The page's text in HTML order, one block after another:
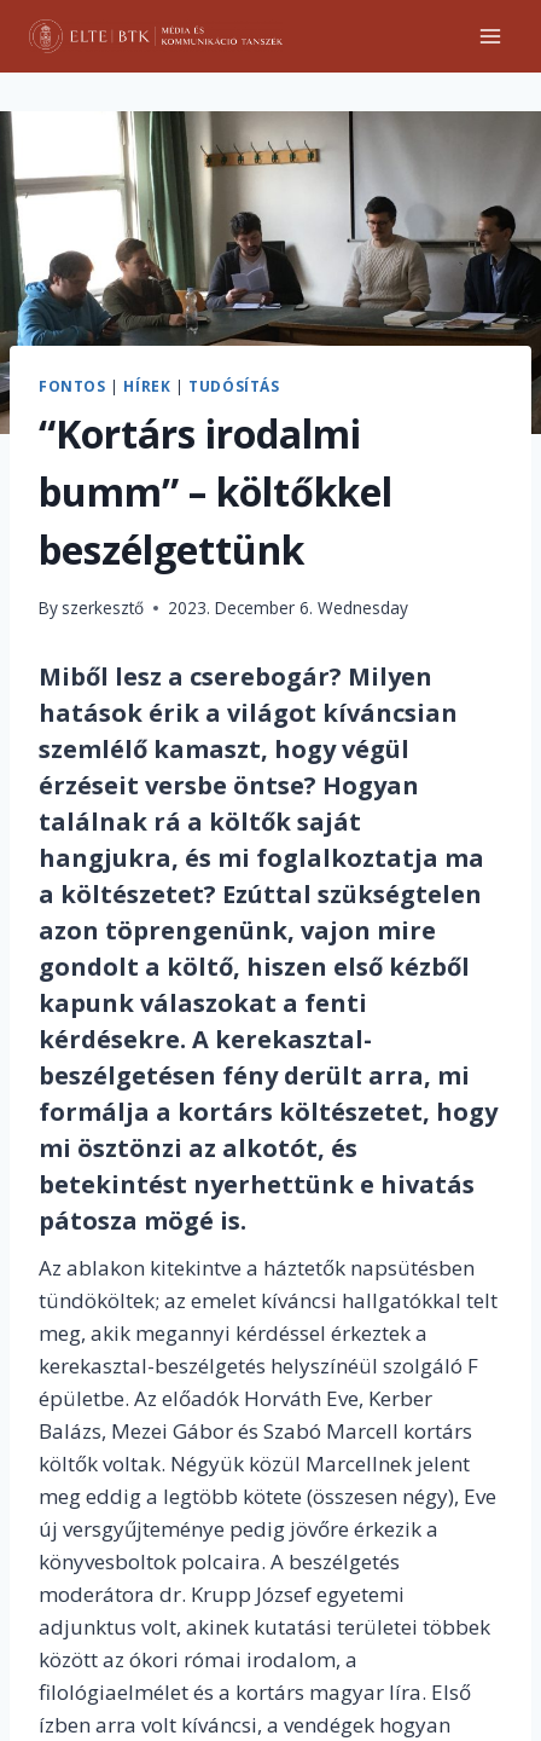
Skip
content
FONTOS | HÍREK | TUDÓSÍTÁS
“Kortárs irodalmi
bumm” – költőkkel
beszélgettünk
By szerkesztő 2023. December 6. Wednesday
Miből lesz a cserebogár? Milyen
hatások érik a világot kíváncsian
szemlélő kamaszt, hogy végül
érzéseit versbe öntse? Hogyan
találnak rá a költők saját
hangjukra, és mi foglalkoztatja ma
a költészetet? Ezúttal szükségtelen
azon töprengenünk, vajon mire
gondolt a költő, hiszen első kézből
kapunk válaszokat a fenti
kérdésekre. A kerekasztal-
beszélgetésen fény derült arra, mi
formálja a kortárs költészetet, hogy
mi ösztönzi az alkotót, és
betekintést nyerhettünk e hivatás
pátosza mögé is.
Az ablakon kitekintve a háztetők napsütésben
tündököltek; az emelet kíváncsi hallgatókkal telt
meg, akik megannyi kérdéssel érkeztek a
kerekasztal-beszélgetés helyszínéül szolgáló F
épületbe. Az előadók Horváth Eve, Kerber
Balázs, Mezei Gábor és Szabó Marcell kortárs
költők voltak. Négyük közül Marcellnek jelent
meg eddig a legtöbb kötete (összesen négy), Eve
új versgyűjteménye pedig jövőre érkezik a
könyvesboltok polcaira. A beszélgetés
moderátora dr. Krupp József egyetemi
adjunktus volt, akinek kutatási területei többek
között az ókori római irodalom, a
filológiaelmélet és a kortárs magyar líra. Első
ízben arra volt kíváncsi, a vendégek hogyan